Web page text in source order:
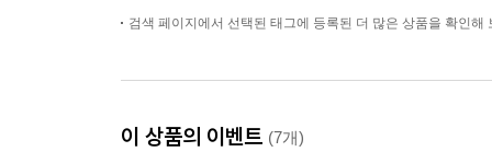
검색 페이지에서 선택된 태그에 등록된 더 많은 상품을 확인해
이 상품의 이벤트 (7개)